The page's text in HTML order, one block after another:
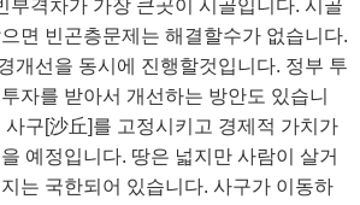
부격차가 가장 큰곳이 시골입니다. 시골
면 빈곤층문제는 해결할수가 없습니다.
개선을 동시에 진행할것입니다. 정부 투
자를 받아서 개선하는 방안도 있습니
사구[沙丘]를 고정시키고 경제적 가치가
예정입니다. 땅은 넓지만 사람이 살거
는 국한되어 있습니다. 사구가 이동하